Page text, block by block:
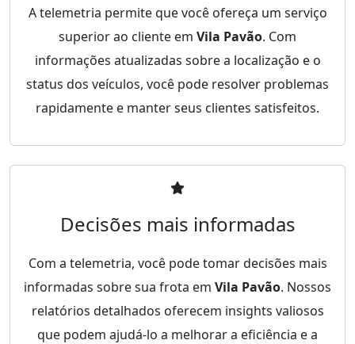
A telemetria permite que você ofereça um serviço
superior ao cliente em Vila Pavão. Com
informações atualizadas sobre a localização e o
status dos veículos, você pode resolver problemas
rapidamente e manter seus clientes satisfeitos.
Decisões mais informadas
Com a telemetria, você pode tomar decisões mais
informadas sobre sua frota em Vila Pavão. Nossos
relatórios detalhados oferecem insights valiosos
que podem ajudá-lo a melhorar a eficiência e a